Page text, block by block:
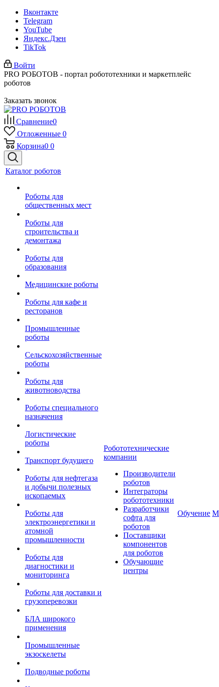
Вконтакте
Telegram
YouTube
Яндекс.Дзен
TikTok
Войти
PRO РОБОТОВ - портал робототехники и маркетплейс
роботов
Заказать звонок
Сравнение0
Отложенные 0
Корзина0 0
Каталог роботов
Роботы для
общественных мест
Роботы для
строительства и
демонтажа
Роботы для
образования
Медицинские роботы
Роботы для кафе и
ресторанов
Промышленные
роботы
Сельскохозяйственные
роботы
Роботы для
животноводства
Роботы специального
назначения
Логистические
роботы
Транспорт будущего
Роботы для нефтегаза
и добычи полезных
ископаемых
Роботы для
электроэнергетики и
атомной
промышленности
Роботы для
диагностики и
мониторинга
Роботы для доставки и
грузоперевозки
БЛА широкого
применения
Промышленные
экзоскелеты
Подводные роботы
Робототехнические
компании
Производители
роботов
Интеграторы
робототехники
Разработчики
софта для
роботов
Поставщики
компонентов
для роботов
Обучающие
центры
Обучение